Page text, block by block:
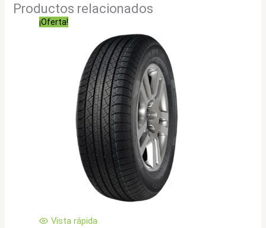
Productos relacionados
¡Oferta!
Vista rápida